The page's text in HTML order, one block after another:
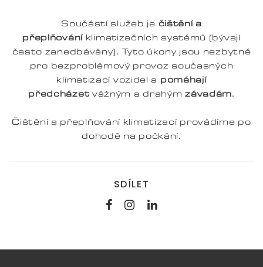
Součástí služeb je čištění a
přeplňování klimatizačních systémů (bývají
často zanedbávány). Tyto úkony jsou nezbytné
pro bezproblémový provoz současných
klimatizací vozidel a pomáhají
předcházet vážným a drahýmzávadám.
Čištění a přeplňování klimatizací provádíme po
dohodě na počkání.
SDÍLET